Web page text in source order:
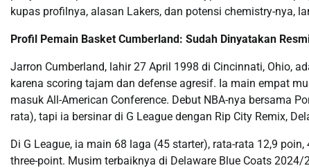
kupas profilnya, alasan Lakers, dan potensi chemistry-nya,
Profil Pemain Basket Cumberland: Sudah Dinyatakan
Jarron Cumberland, lahir 27 April 1998 di Cincinnati, Ohio,
karena scoring tajam dan defense agresif. Ia main empat
masuk All-American Conference. Debut NBA-nya bersama
rata), tapi ia bersinar di G League dengan Rip City Remix,
Di G League, ia main 68 laga (45 starter), rata-rata 12,9
three-point. Musim terbaiknya di Delaware Blue Coats 2024/